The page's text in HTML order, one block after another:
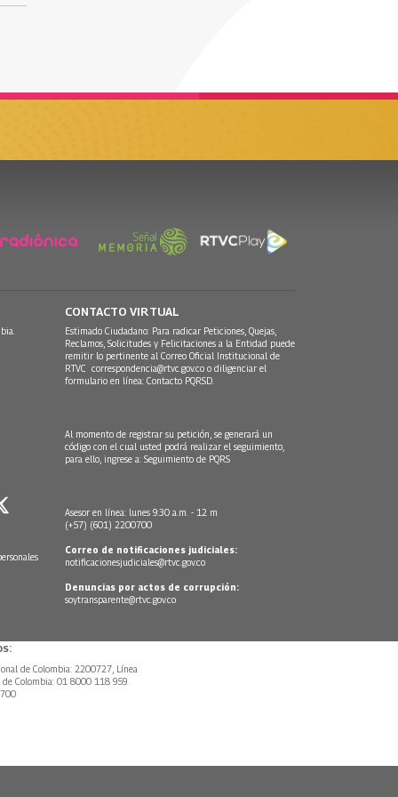
CONTACTO VIRTUAL
Estimado Ciudadano: Para radicar Peticiones, Quejas,
Reclamos, Solicitudes y Felicitaciones a la Entidad puede
remitir lo pertinente al Correo Oficial Institucional de
RTVC correspondencia@rtvc.gov.co o diligenciar el
formulario en línea: Contacto PQRSD.
Al momento de registrar su petición, se generará un
código con el cual usted podrá realizar el seguimiento,
para ello, ingrese a: Seguimiento de PQRS
Asesor en línea: lunes 9:30 a.m. - 12 m
(+57) (601) 2200700
Correo de notificaciones judiciales:
notificacionesjudiciales@rtvc.gov.co
Denuncias por actos de corrupción:
soytransparente@rtvc.gov.co
de Colombia: 2200727, Línea
Colombia: 01 8000 118 959.